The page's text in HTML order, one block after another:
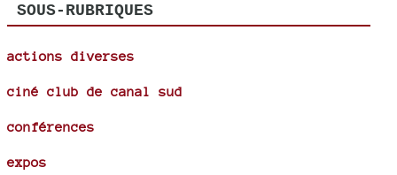
SOUS-RUBRIQUES
actions diverses
ciné club de canal sud
conférences
expos